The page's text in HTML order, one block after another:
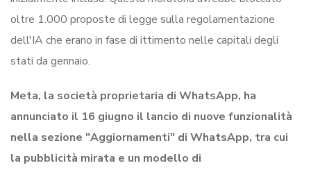
oltre 1.000 proposte di legge sulla regolamentazione
dell'IA che erano in fase di ittimento nelle capitali degli
stati da gennaio.
Meta, la società proprietaria di WhatsApp, ha
annunciato il 16 giugno il lancio di nuove funzionalità
nella sezione "Aggiornamenti" di WhatsApp, tra cui
la pubblicità mirata e un modello di